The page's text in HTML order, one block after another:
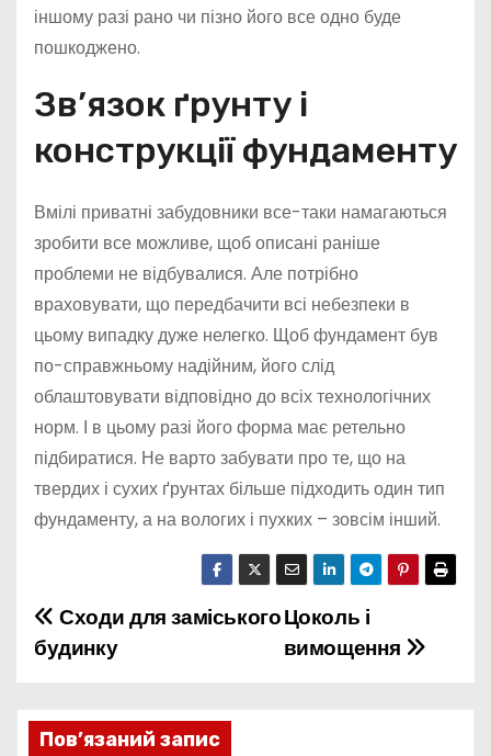
іншому разі рано чи пізно його все одно буде
пошкоджено.
Зв’язок ґрунту і
конструкції фундаменту
Вмілі приватні забудовники все-таки намагаються
зробити все можливе, щоб описані раніше
проблеми не відбувалися. Але потрібно
враховувати, що передбачити всі небезпеки в
цьому випадку дуже нелегко. Щоб фундамент був
по-справжньому надійним, його слід
облаштовувати відповідно до всіх технологічних
норм. І в цьому разі його форма має ретельно
підбиратися. Не варто забувати про те, що на
твердих і сухих ґрунтах більше підходить один тип
фундаменту, а на вологих і пухких – зовсім інший.
Н
а
в
Цоколь і
вимощення
Сходи для заміського
будинку
Пов’язаний запис